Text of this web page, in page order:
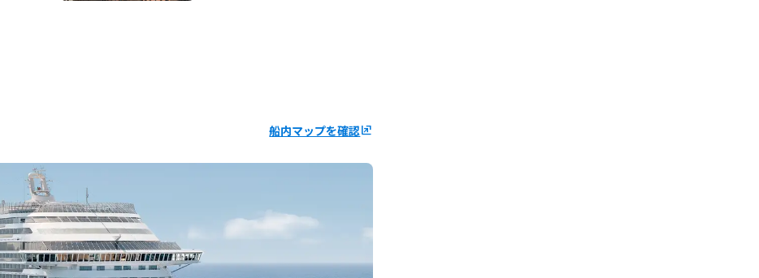
船内マップを確認ungroup